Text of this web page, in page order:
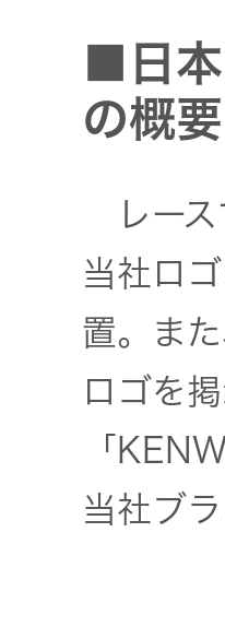
■日
の概要
レース
当社ロ
置。ま
ロゴを
「
当社ブ